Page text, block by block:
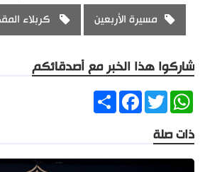
مسيرة الأربعين كربلاء
شاركوا هذا الخبر مع أصدقائكم
ShareFacebookTwitter
WhatsApp
ذات صلة